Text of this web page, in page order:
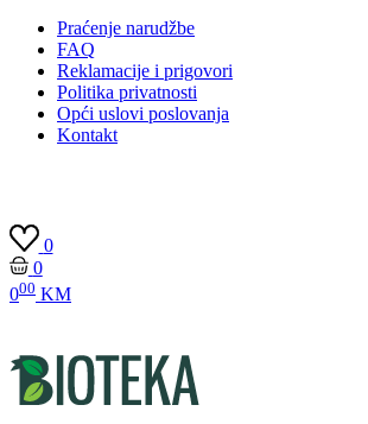
Praćenje narudžbe
FAQ
Reklamacije i prigovori
Politika privatnosti
Opći uslovi poslovanja
Kontakt
0
0
000 KM